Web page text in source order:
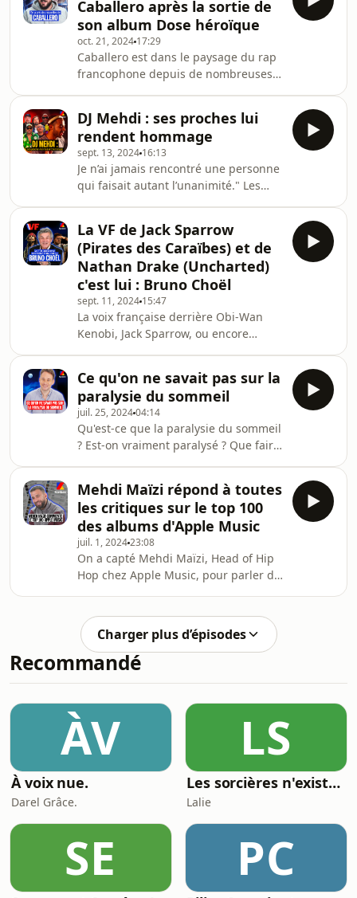
monde et son titre "Alibi" avec
Sevdaliza et Pabllo Vittar tourne
absolument partout 🔥 Et c'est loin
d'être fini ! Après une performance
remarquée lors de la cérémonie de
clôture des Jeux Olympiques et une
prestation mém
Caballero après la sortie de
son album Dose héroïque
oct. 21, 2024 17:29
Caballero est dans le paysage du rap
francophone depuis de nombreuses
et en toute sincérité, afin de nous
parler en profondeur de son projet
Dose héroïque, de sa conception à
l’explication très scientifique du titre,
sans oublier la participation
rapprochée de son compère de
toujours, JeanJass. Comme avec un
vieux pote don
DJ Mehdi : ses proches lui
rendent hommage
sept. 13, 2024 16:13
Je n’ai jamais rencontré une personne
qui faisait autant l’unanimité." Les
lendemain de la sortie du
documentaire "DJ Mehdi : Made in
France" disponbile sur ARTE 👉
https://www.arte.tv/fr/videos/119468-...Hébergé
par Audiomeans. Visitez
audiomeans.fr/politique-de-
confidentialite pour plus
d'informations.
La VF de Jack Sparrow
(Pirates des Caraïbes) et de
Nathan Drake (Uncharted)
c'est lui : Bruno Choël
sept. 11, 2024 15:47
La voix française derrière Obi-Wan
Kenobi, Jack Sparrow, ou encore
épiques qu'il a doublé tout au long de
sa carrière de comédien de doublage
🎙 🎬Hébergé par Audiomeans. Visitez
audiomeans.fr/politique-de-
confidentialite pour plus
d'informations.
Ce qu'on ne savait pas sur la
paralysie du sommeil
juil. 25, 202404:14
Qu'est-ce que la paralysie du sommeil
? Est-on vraiment paralysé ? Que faire
sommeil, répond à toutes les
questions que l'on se pose sur la
paralysie du sommeil 🌀 Abonnez
vous aux podcasts Konbini pour ne
rater aucun épisode ! ►
https://audmns.com/TRTQAeu
Journaliste : &nbsp;Clothilde Bru |
Producteur : Robin Riccitiello | Mix
Mehdi Maïzi répond à toutes
les critiques sur le top 100
des albums d'Apple Music
juil. 1, 202423:08
On a capté Mehdi Maïzi, Head of Hip
Hop chez Apple Music, pour parler de
la plateforme. Une liste qui a suscité
beaucoup de débats Abonnez vous
aux podcasts Konbini pour ne rater
aucun épisode ! ►
Journaliste : &nbsp;Timothee Van
Poecke | Producteur : Robin Riccitiello
| Mixé par Manuel Lormel |Hé
Charger plus d’épisodes
Recommandé
ÀV
À voix nue.
Darel Grâce.
LS
Les sorcières n'existent pas
Lalie
SE PC